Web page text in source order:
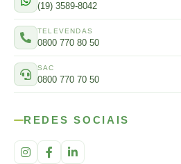
(19) 3589-8042
TELEVENDAS
0800 770 80 50
SAC
0800 770 70 50
REDES SOCIAIS